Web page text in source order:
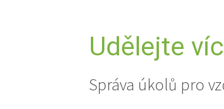
Udělejte
Správa úkolů pro